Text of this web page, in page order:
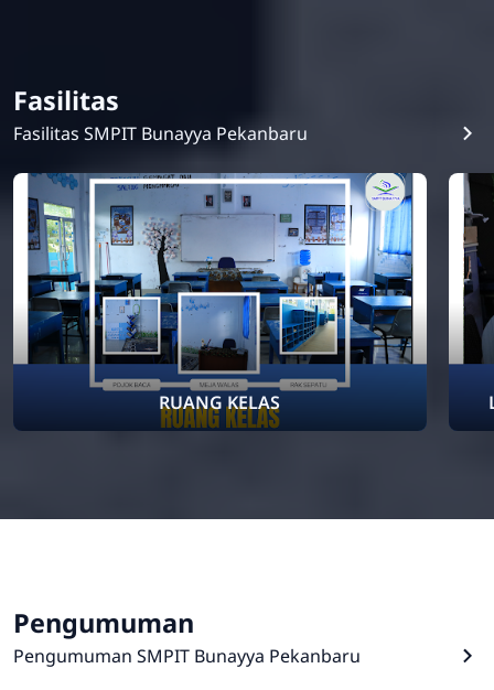
Fasilitas
Fasilitas SMPIT Bunayya Pekanbaru
RUANG KELAS
Pengumuman
Pengumuman SMPIT Bunayya Pekanbaru